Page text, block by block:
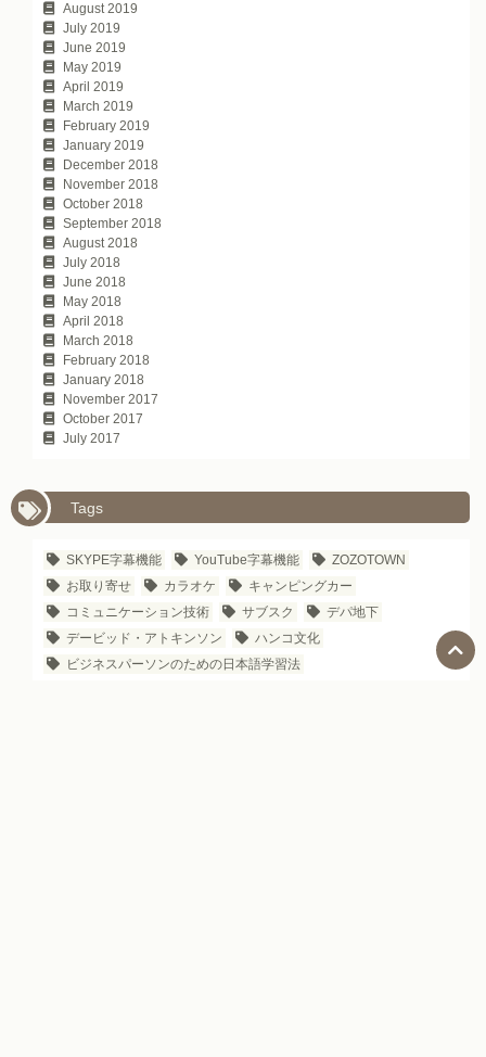
August 2019
July 2019
June 2019
May 2019
April 2019
March 2019
February 2019
January 2019
December 2018
November 2018
October 2018
September 2018
August 2018
July 2018
June 2018
May 2018
April 2018
March 2018
February 2018
January 2018
November 2017
October 2017
July 2017
Tags
SKYPE字幕機能 YouTube字幕機能
ZOZOTOWN
お取り寄せ
カラオケ
キャンピングカー
コミュニケーション技術
サブスク
デパ地下
デービッド・アトキンソン
ハンコ文化
ビジネスパーソンのための日本語学習法